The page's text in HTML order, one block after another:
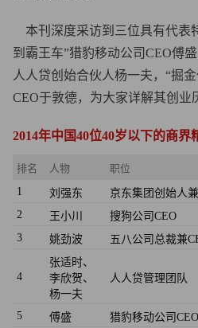
本刊深度采访到三位具有代表
到霸王车”猎豹移动公司CEO傅
人人贷创始合伙人杨一夫，“掘
CEO于敦德，为大家详解其创业
2014年中国40位40岁以下的商界
排名 人物
职位
1
刘强东
京东集团创始人
2
王小川
搜狗公司CEO
3
姚劲波 五八公司总裁兼
4
张适时、
李欣贺、
杨一夫
人人贷管理团队
5 傅盛
猎豹移动公司CEO